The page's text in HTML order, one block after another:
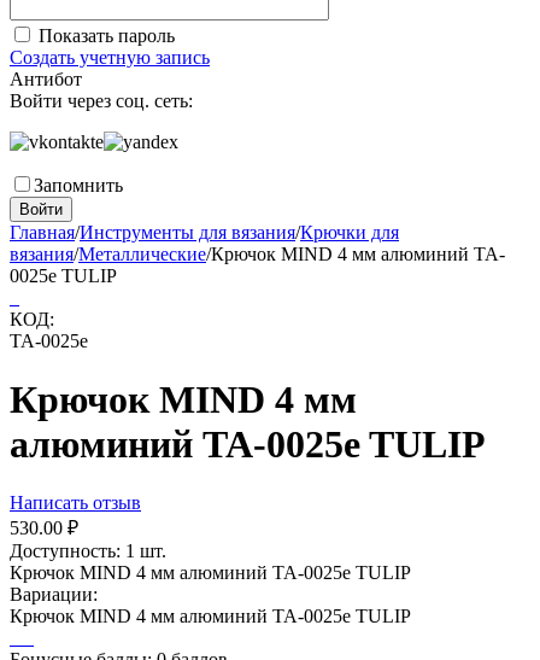
Показать пароль
Создать учетную запись
Антибот
Войти через соц. сеть:
Запомнить
Войти
Главная/Инструменты для вязания/Крючки для
вязания/Металлические/Крючок MIND 4 мм алюминий TA-
0025e TULIP
КОД:
TA-0025e
Крючок MIND 4 мм
алюминий TA-0025e TULIP
Написать отзыв
530.00 ₽
Доступность: 1 шт.
Крючок MIND 4 мм алюминий TA-0025e TULIP
Вариации:
Крючок MIND 4 мм алюминий TA-0025e TULIP